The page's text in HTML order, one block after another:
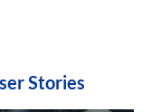
Stories​​